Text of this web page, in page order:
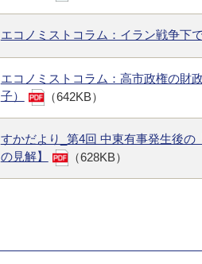
エコノミストコラム：イラン戦争下
エコノミストコラム：高市政権の財
子）
（642KB）
すかだより_第4回 中東有事発生後
の見解】
（628KB）